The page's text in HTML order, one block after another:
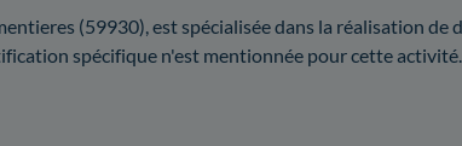
(59930), est spécialisée dans la réalisation de
spécifique n'est mentionnée pour cette activité.